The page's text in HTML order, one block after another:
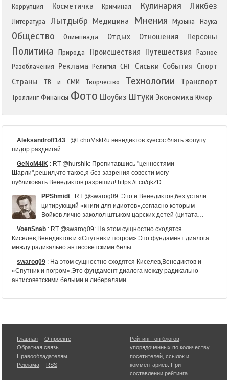
Коррупция Косметичка Криминал Кулинария Ликбез
Литература Лытдыбр Медицина Мнения Музыка Наука
Общество Олимпиада Отдых Отношения Персоны
Политика Природа Происшествия Путешествия
Разное
Разоблачения
Реклама Религия СНГ Сиськи События Спорт
Страны
ТВ и СМИ Творчество Технологии Транспорт
Троллинг Финансы Фото Шоубиз Штуки Экономика Юмор
Aleksandroff143 : @EchoMskRu венедиктов хуесос блять жопупу
пидор раздвигай
GeNoM4iK : RT @hurshik: Пропитавшись "ценностями
Шарли",решил,что такое,я без зазрения совести могу
публиковать.Венедиктов разрешил! https://t.co/qkZD…
PPShmidt : RT @swarog09: Это и Венедиктов,без устали
цитирующий «книги для идиотов»,согласно которым
Войков лично заколол штыком царских детей (цитата…
VoenSnab : RT @swarog09: На этом сущностно сходятся
Киселев,Венедиктов и «Спутник и погром».Это фундамент диалога
между радикально антисоветскими белы…
swarog09 : На этом сущностно сходятся Киселев,Венедиктов и
«Спутник и погром».Это фундамент диалога между радикально
антисоветскими белыми и либералами
#тюмень #москва
RusApollo:Сергей Лазарев стал жертвой фанатки
https://t.co/Wp37GJxa5b
Сергей Лазарев стал жертвой фанатки
Главная
О проекте
Обратная связь
Правообладателям
Реклама
RSS
Рейтинг топ блогов
упорядоченных по количеству
посетителей, ссылок и
комментариев. При
составлении рейтинга